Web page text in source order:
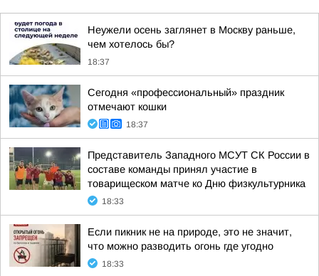
Неужели осень заглянет в Москву раньше,
чем хотелось бы?
18:37
Сегодня «профессиональный» праздник
отмечают кошки
18:37
Представитель Западного МСУТ СК России в
составе команды принял участие в
товарищеском матче ко Дню физкультурника
18:33
Если пикник не на природе, это не значит,
что можно разводить огонь где угодно
18:33